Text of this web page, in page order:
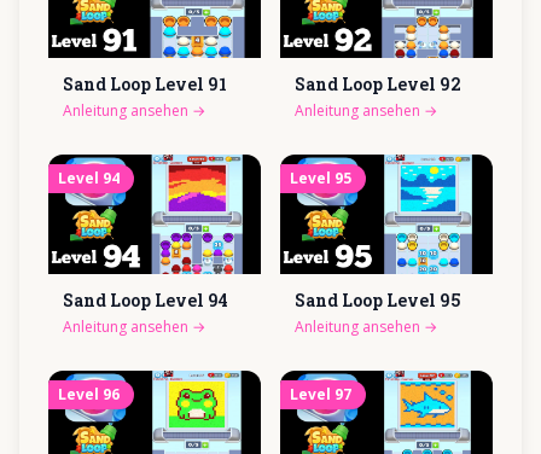
Sand Loop Level 91
Anleitung ansehen →
Sand Loop Level 92
Anleitung ansehen →
Level 94
Sand Loop Level 94
Anleitung ansehen →
Level 95
Sand Loop Level 95
Anleitung ansehen →
Level 96 Level 97